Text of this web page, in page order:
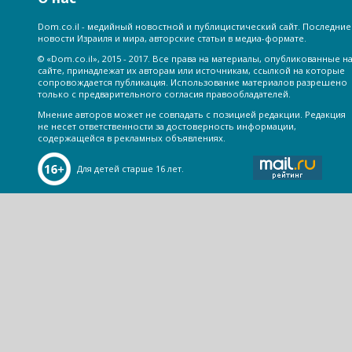
Dom.co.il - медийный новостной и публицистический сайт. Последние
новости Израиля и мира, авторские статьи в медиа-формате.
© «Dom.co.il», 2015 - 2017. Все права на материалы, опубликованные на
сайте, принадлежат их авторам или источникам, ссылкой на которые
сопровождается публикация. Использование материалов разрешено
только с предварительного согласия правообладателей.
Мнение авторов может не совпадать с позицией редакции. Редакция
не несет ответственности за достоверность информации,
содержащейся в рекламных объявлениях.
Для детей старше 16 лет.